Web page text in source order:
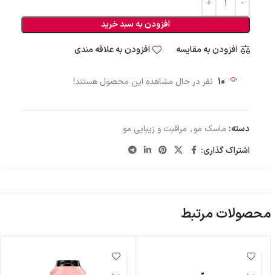
افزودن به سبد خرید
افزودن به مقایسه
افزودن به علاقه مندی
10 نفر در حال مشاهده این محصول هستند!
دسته: ماسک مو, مراقبت و زیبایی مو
اشتراک گذاری:
محصولات مرتبط